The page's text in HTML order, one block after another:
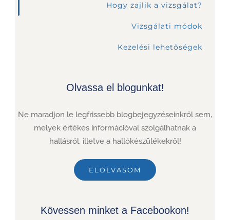
Hogy zajlik a vizsgálat?
Vizsgálati módok
Kezelési lehetőségek
Olvassa el blogunkat!
Ne maradjon le legfrissebb blogbejegyzéseinkről sem,
melyek értékes információval szolgálhatnak a
hallásról, illetve a hallókészülékekről!
ELOLVASOM
Kövessen minket a Facebookon!